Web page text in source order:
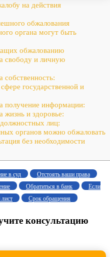
на действия
обжалования
органа могут быть
обжалованию
свободу и личную
государственной и
получение информации:
жизнь и здоровье:
лиц:
органов можно обжаловать
без необходимости
в суд
Отстоять ваши права
Обратиться в банк
Если
Срок обращения
консультацию